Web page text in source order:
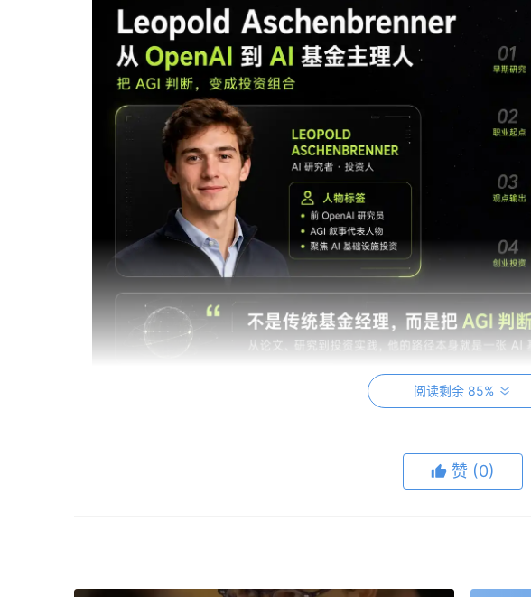
一、SALP：一支把 AGI 信仰做成基金的产品
公开资料显示，Leopold 创立的是一家专注 AGI 的投资公司，背
阅读剩余 85%
赞 (0)